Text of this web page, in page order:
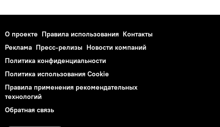
О проекте Правила использования Контакты
Реклама Пресс-релизы Новости компаний
Политика конфиденциальности
Политика использования Cookie
Правила применения рекомендательных
технологий
Обратная связь